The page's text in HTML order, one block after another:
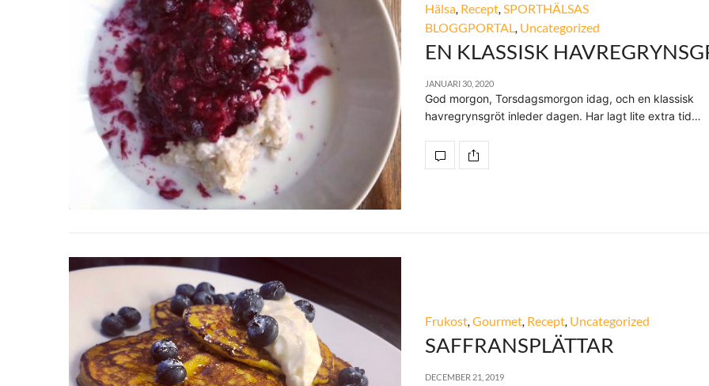
Hälsa, Recept,SPORTHÄLSAS
BLOGGPORTAL, Uncategorized
EN KLASSISK
JANUARI 30, 2020
God morgon, Torsdagsmorgon idag, och en klassisk
havregrynsgröt inleder dagen. Har lagt lite extra tid…
Frukost,Gourmet, Recept, Uncategorized
SAFFRANSPLÄTTAR
DECEMBER 21, 2019